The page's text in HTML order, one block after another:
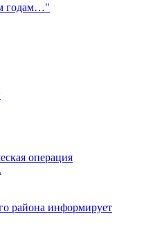
годам…"
операция
района информирует